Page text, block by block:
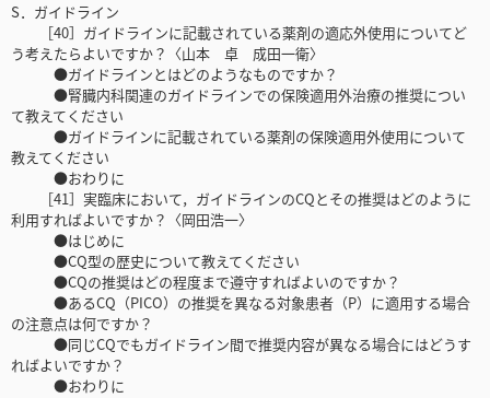
S．ガイドライン
［40］ガイドラインに記載されている薬剤の適応外使用についてど
う考えたらよいですか？〈山本 卓 成田一衛〉
●ガイドラインとはどのようなものですか？
●腎臓内科関連のガイドラインでの保険適用外治療の推奨につい
て教えてください
●ガイドラインに記載されている薬剤の保険適用外使用について
教えてください
●おわりに
［41］実臨床において，ガイドラインのCQとその推奨はどのように
利用すればよいですか？〈岡田浩一〉
●はじめに
●CQ型の歴史について教えてください
●CQの推奨はどの程度まで遵守すればよいのですか？
●あるCQ（PICO）の推奨を異なる対象患者（P）に適用する場合
の注意点は何ですか？
●同じCQでもガイドライン間で推奨内容が異なる場合にはどうす
ればよいですか？
●おわりに